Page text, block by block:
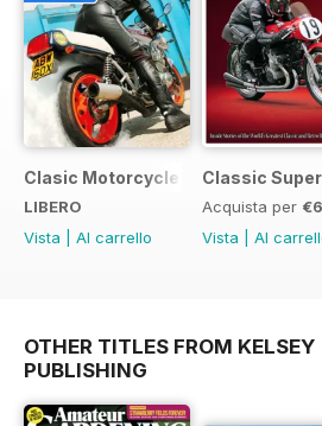
Clasic Motorcycle Mechanics -
LIBERO
Vista
Al carrello
Classic
Acquista per
Vista
Al
OTHER TITLES FROM KELSEY
PUBLISHING